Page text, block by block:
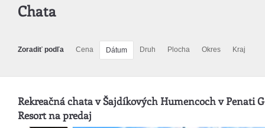
Chata
Zoradiť podľa Cena Dátum Druh Plocha Okres Kraj
Rekreačná chata v Šajdíkových Humencoch v Penati
Resort na predaj